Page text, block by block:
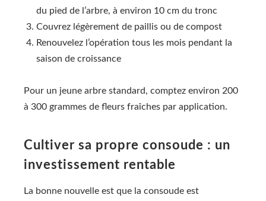
du pied de l’arbre, à environ 10 cm du tronc
Couvrez légèrement de paillis ou de compost
Renouvelez l’opération tous les mois pendant la
saison de croissance
Pour un jeune arbre standard, comptez environ 200
à 300 grammes de fleurs fraîches par application.
Cultiver sa propre consoude : un
investissement rentable
La bonne nouvelle est que la consoude est